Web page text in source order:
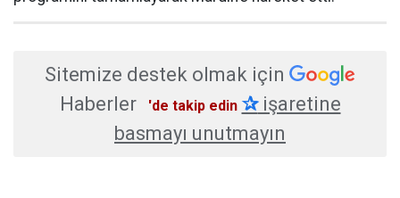
Sitemize destek olmak için
Haberler
'de takip edin ✰işaretine
basmayı unutmayın